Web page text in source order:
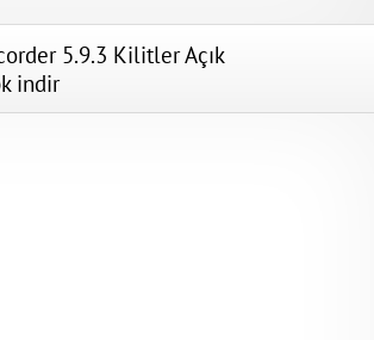
5.9.3 Kilitler Açık
indir